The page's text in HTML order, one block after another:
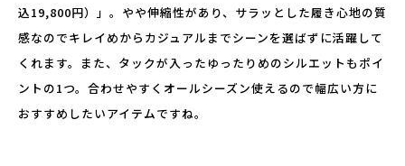
込19,800円）」。やや伸縮性があり、サラッとした履き心地の質
感なのでキレイめからカジュアルまでシーンを選ばずに活躍して
くれます。また、タックが入ったゆったりめのシルエットもポイ
ントの1つ。合わせやすくオールシーズン使えるので幅広い方に
おすすめしたいアイテムですね。